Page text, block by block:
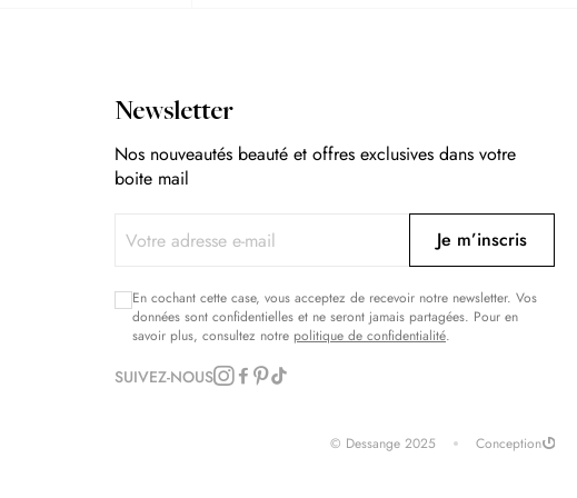
Newsletter
Nos nouveautés beauté et offres exclusives dans votre
boite mail
Je m’inscris
En cochant cette case, vous acceptez de recevoir notre newsletter. Vos
données sont confidentielles et ne seront jamais partagées. Pour en
savoir plus, consultez notre politique de confidentialité.
SUIVEZ-NOUS
© Dessange 2025 Conception